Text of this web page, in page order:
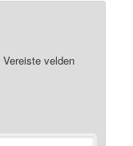
Vereiste velden